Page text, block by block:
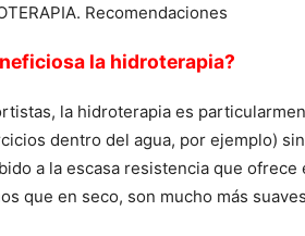
Recomendaciones
la hidroterapia?
la hidroterapia es
dentro del agua, por ejemplo)
a la escasa resistencia que
que en seco, son mucho más